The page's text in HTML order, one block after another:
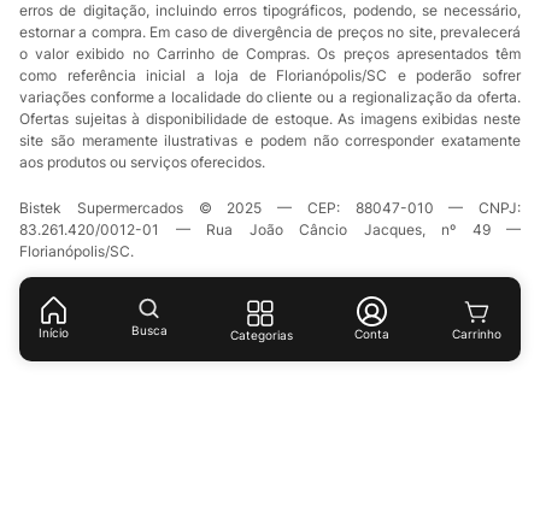
Início Busca Categorias Conta
erros de digitação, incluindo erros tipográficos, podendo, se necessário,
estornar a compra. Em caso de divergência de preços no site, prevalecerá
o valor exibido no Carrinho de Compras. Os preços apresentados têm
como referência inicial a loja de Florianópolis/SC e poderão sofrer
variações conforme a localidade do cliente ou a regionalização da oferta.
Ofertas sujeitas à disponibilidade de estoque. As imagens exibidas neste
site são meramente ilustrativas e podem não corresponder exatamente
aos produtos ou serviços oferecidos.
Bistek Supermercados © 2025 — CEP: 88047-010 — CNPJ:
83.261.420/0012-01 — Rua João Câncio Jacques, nº 49 —
Florianópolis/SC.